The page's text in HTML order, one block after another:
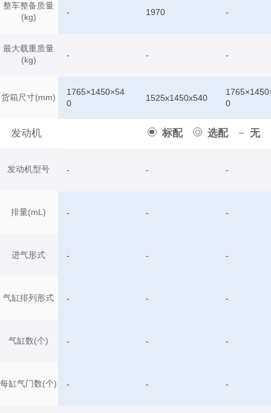
整车整备质量
(kg)
最大载重质量
(kg)
货箱尺寸(mm)
发动机 标配 选配 无
发动机型号
排量(mL)
进气形式
气缸排列形式
气缸数(个)
每缸气门数(个)
- 1970 -
- - -
1765×1450×54
0
1525x1450x540
0
- - -
- - -
- - -
- - -
- - -
- - -